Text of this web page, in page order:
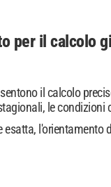
per il calcolo
il calcolo
le
l'orientamento